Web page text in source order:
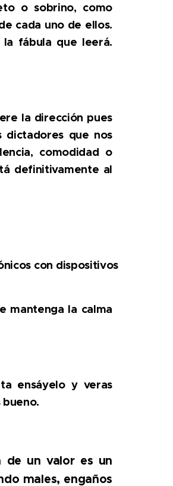
o sobrino, como
cada uno de ellos.
fábula que leerá.
la dirección pues
dictadores que nos
comodidad o
definitivamente al
con dispositivos
mantenga la calma
ensáyelo y veras
de un valor es un
males, engaños